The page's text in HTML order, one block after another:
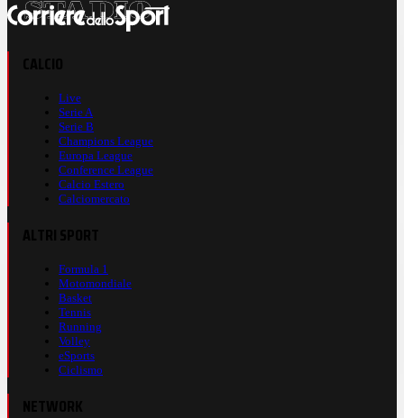
Live
Serie A
Serie B
Champions League
Europa League
Conference League
Calcio Estero
Calciomercato
Formula 1
Motomondiale
Basket
Tennis
Running
Volley
eSports
Ciclismo